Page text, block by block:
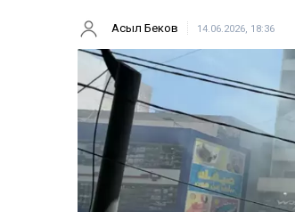
Асыл Беков 14.06.2026, 18:36